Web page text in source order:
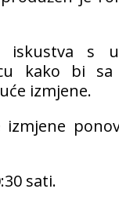
iskustva s
kako bi
izmjene.
izmjene
sati.